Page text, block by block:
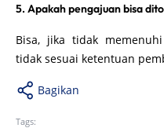
5. Apakah pengajuan bisa
Bisa, jika tidak
tidak sesuai ketentuan
Bagikan
Tags: